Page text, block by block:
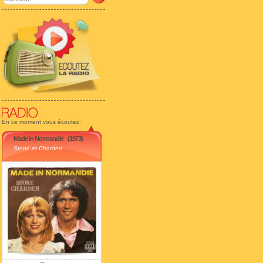
En ce moment vous écoutez :
Made in Normandie (1973)
Stone et Charden